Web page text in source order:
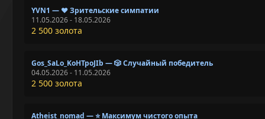
YVN1 — ❤️ Зрительские симпатии
11.05.2026 - 18.05.2026
2 500 золота
Gos_SaLo_KoHTpoJIb — 🎲 Случайный победитель
04.05.2026 - 11.05.2026
2 500 золота
Atheist_nomad — ⭐ Максимум чистого опыта